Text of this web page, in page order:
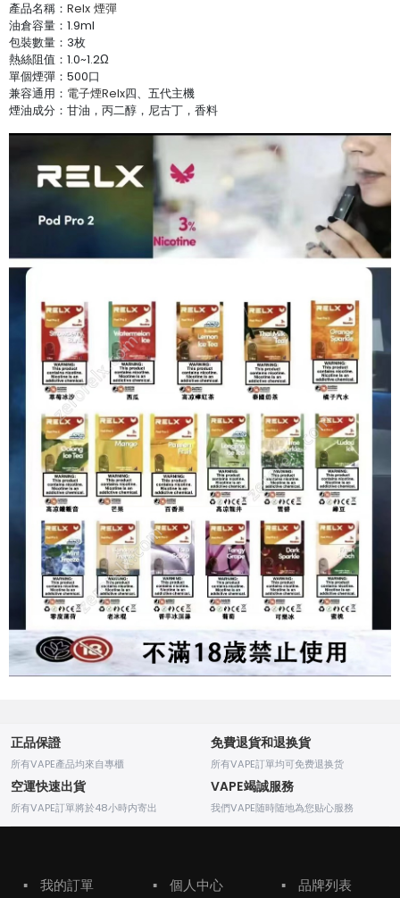
產品名稱： Relx 煙彈
油倉容量：1.9ml
包裝數量：3枚
熱絲阻值：1.0~1.2Ω
單個煙彈：500口
兼容通用： 電子煙Relx四、五代主機
煙油成分：甘油，丙二醇，尼古丁，香料
正品保證
所有VAPE產品均來自專櫃
免費退貨和退换貨
所有VAPE訂單均可免费退换货
空運快速出貨
所有VAPE訂單將於48小時内寄出
VAPE竭誠服務
我們VAPE随時随地為您贴心服務
▪ 我的訂單 ▪ 個人中心 ▪ 品牌列表